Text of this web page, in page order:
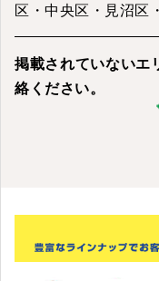
区・中央区・見沼区
掲載されていないエ
絡ください。